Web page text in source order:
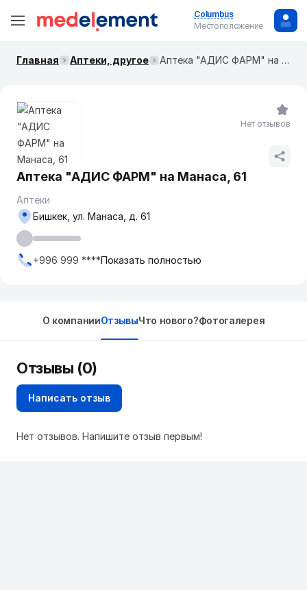
Columbus
Местоположение
Главная Аптеки, другое Аптека "АДИС ФАРМ" на ​Манаса, 61
Аптека "АДИС ФАРМ" на ​Манаса, 61
Аптеки
Бишкек, ул. ​Манаса, д. 61
+996 999 ****Показать полностью
Нет отзывов
О компанииОтзывыЧто нового?Фотогалерея
Отзывы (0)
Написать отзыв
Нет отзывов. Напишите отзыв первым!